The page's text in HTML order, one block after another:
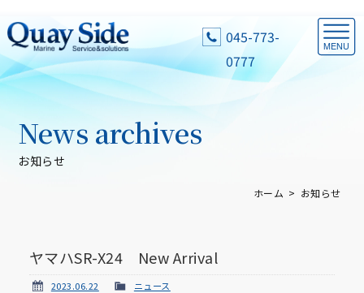
045-773-
0777
お知らせ
News archives
ホーム お知らせ
ヤマハSR-X24 New Arrival
2023.06.22 ニュース